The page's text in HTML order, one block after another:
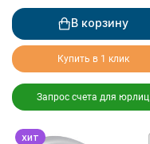
В корзину
Купить в 1 клик
Запрос счета для юрлиц
хит